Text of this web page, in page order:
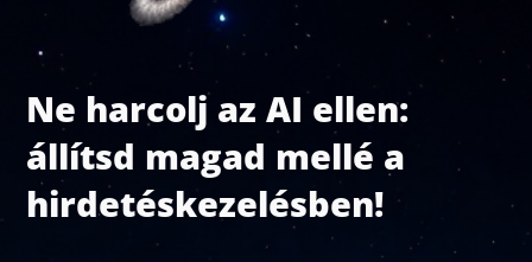
Ne harcolj az AI ellen:
állítsd magad mellé a
hirdetéskezelésben!